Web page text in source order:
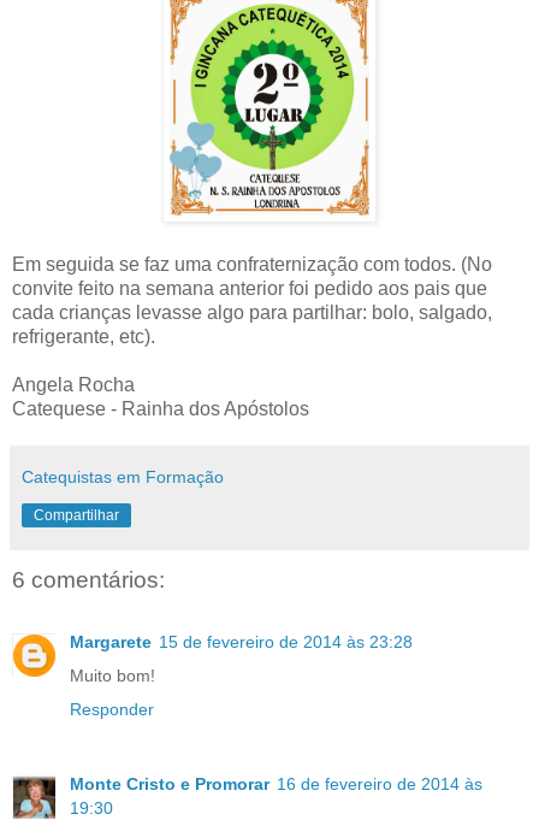
Em seguida se faz uma confraternização com todos. (No
convite feito na semana anterior foi pedido aos pais que
cada crianças levasse algo para partilhar: bolo, salgado,
refrigerante, etc).
Angela Rocha
Catequese - Rainha dos Apóstolos
Catequistas em Formação
Compartilhar
6 comentários:
Margarete 15 de fevereiro de 2014 às 23:28
Muito bom!
Responder
Monte Cristo e Promorar 16 de fevereiro de 2014 às
19:30